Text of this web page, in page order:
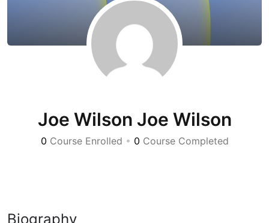
Joe Wilson Joe Wilson
0 Course Enrolled • 0 Course Completed
Biography